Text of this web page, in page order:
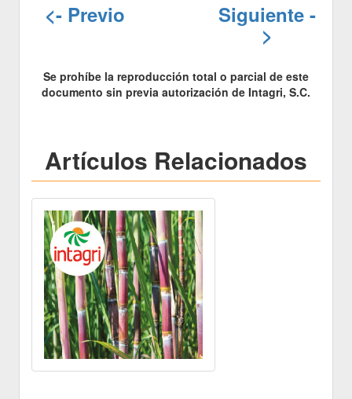
<- Previo Siguiente -
>
Se prohíbe la reproducción total o parcial de este
documento sin previa autorización de Intagri, S.C.
Artículos Relacionados